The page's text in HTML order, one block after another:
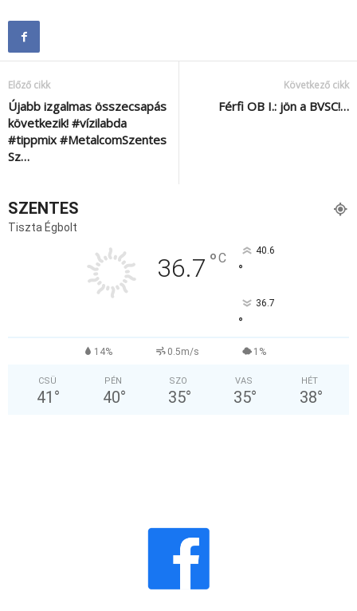
Előző cikk
Újabb izgalmas összecsapás
következik! #vízilabda
#tippmix #MetalcomSzentes
Sz…
Következő cikk
Férfi OB I.: jön a BVSC!…
SZENTES
Tiszta Égbolt
36.7 °C 40.6
°
36.7
°
14% 0.5m/s 1%
CSÜ
41 °
PÉN
40°
SZO
35°
VAS
35°
HÉT
38°